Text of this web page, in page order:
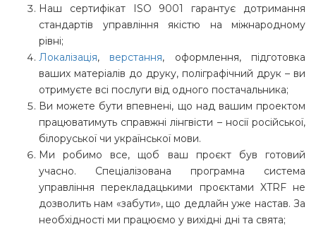
Наш сертифікат ISO 9001 гарантує дотримання
стандартів управління якістю на міжнародному
рівні;
Локалізація, верстання, оформлення, підготовка
ваших матеріалів до друку, поліграфічний друк – ви
отримуєте всі послуги від одного постачальника;
Ви можете бути впевнені, що над вашим проектом
працюватимуть справжні лінгвісти – носії російської,
білоруської чи української мови.
Ми робимо все, щоб ваш проєкт був готовий
учасно. Спеціалізована програмна система
управління перекладацькими проєктами XTRF не
дозволить нам «забути», що дедлайн уже настав. За
необхідності ми працюємо у вихідні дні та свята;